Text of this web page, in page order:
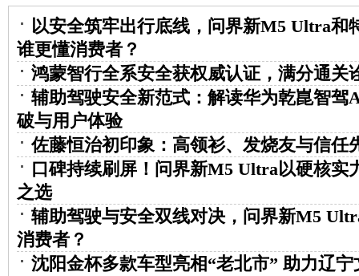
以安全筑牢出行底线，问界新M5 Ultra和
谁更懂消费者？
鸿蒙智行全系安全获权威认证，满分通关
辅助驾驶安全新范式：解读华为乾崑智驾
破与用户体验
佐藤恒治初印象：高领衫、发烧友与信任
口碑持续刷屏！问界新M5 Ultra以硬核实
之选
辅助驾驶与安全双线对决，问界新M5
消费者？
沈阳金杯多款车型亮相“老北市” 助力辽